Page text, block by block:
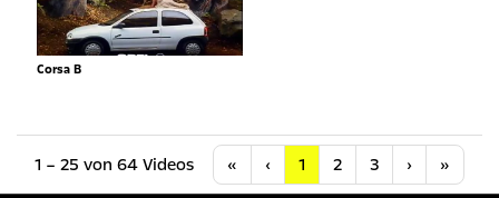
Corsa B
1 – 25 von 64 Videos « Anfang
‹ Vorherige
1 2 3 ›Nächste
»